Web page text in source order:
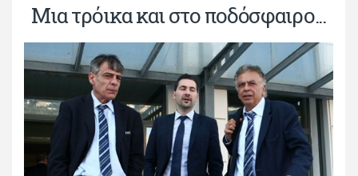
Μια τρόικα και στο ποδόσφαιρο...